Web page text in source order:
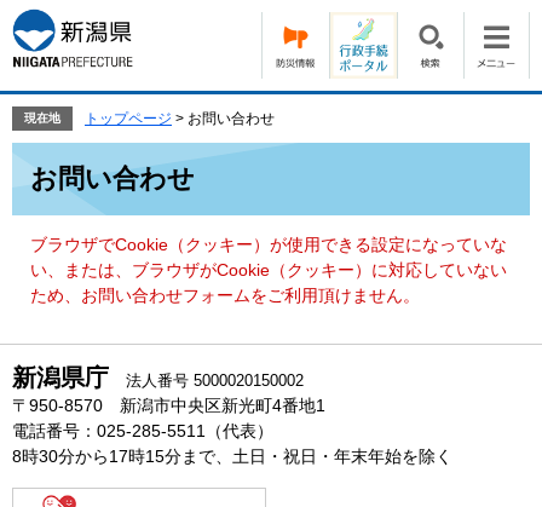
ー
ジ
の
頭
す。
ニ
ュ
ー
飛
て
現在地 トップページ > お問い合わせ
お問い合わせ
ブラウザでCookie（クッキー）が使用できる設定になっていな
い、または、ブラウザがCookie（クッキー）に対応していない
ため、お問い合わせフォームをご利用頂けません。
新潟県庁 法人番号 5000020150002
〒950-8570 新潟市中央区新光町4番地1
電話番号：025-285-5511（代表）
8時30分から17時15分まで、土日・祝日・年末年始を除く